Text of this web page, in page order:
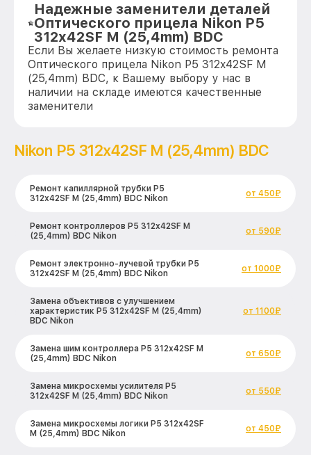
Надежные заменители деталей
Оптического прицела Nikon P5
312x42SF M (25,4mm) BDC
Если Вы желаете низкую стоимость ремонта
Оптического прицела Nikon P5 312x42SF M
(25,4mm) BDC, к Вашему выбору у нас в
наличии на складе имеются качественные
заменители
Nikon P5 312x42SF M (25,4mm) BDC
Ремонт капиллярной трубки P5
312x42SF M (25,4mm) BDC Nikon
от 450₽
Ремонт контроллеров P5 312x42SF M
(25,4mm) BDC Nikon
от 590₽
Ремонт электронно-лучевой трубки P5
312x42SF M (25,4mm) BDC Nikon
от 1000₽
Замена объективов с улучшением
характеристик P5 312x42SF M (25,4mm)
BDC Nikon
от 1100₽
Замена шим контроллера P5 312x42SF M
(25,4mm) BDC Nikon
от 650₽
Замена микросхемы усилителя P5
312x42SF M (25,4mm) BDC Nikon
от 550₽
Замена микросхемы логики P5 312x42SF
M (25,4mm) BDC Nikon
от 450₽